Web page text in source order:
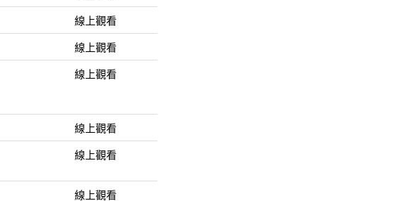
線上觀看
線上觀看
線上觀看
線上觀看
線上觀看
線上觀看